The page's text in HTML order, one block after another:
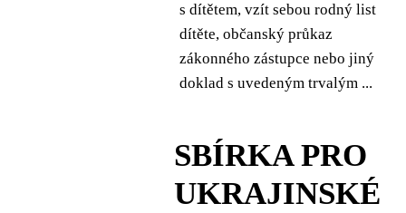
s dítětem, vzít sebou rodný list
dítěte, občanský průkaz
zákonného zástupce nebo jiný
doklad s uvedeným trvalým ...
SBÍRKA PRO
UKRAJINSKÉ